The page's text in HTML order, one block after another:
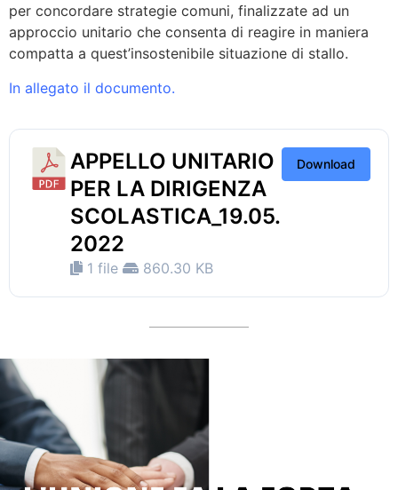
per concordare strategie comuni, finalizzate ad un
approccio unitario che consenta di reagire in maniera
compatta a quest’insostenibile situazione di stallo.
In allegato il documento.
APPELLO UNITARIO
PER LA DIRIGENZA
SCOLASTICA_19.05.
2022
1 file 860.30 KB
Download